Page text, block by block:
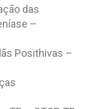
das
–
Posithivas –